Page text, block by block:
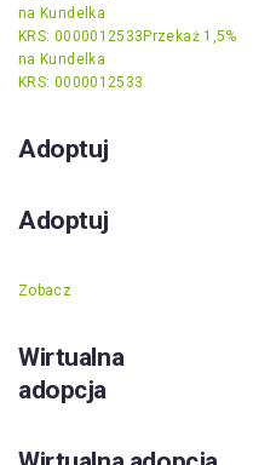
na Kundelka
KRS: 0000012533 Przekaż 1,5%
na Kundelka
KRS: 0000012533
Adoptuj
Adoptuj
Zobacz
Wirtualna
adopcja